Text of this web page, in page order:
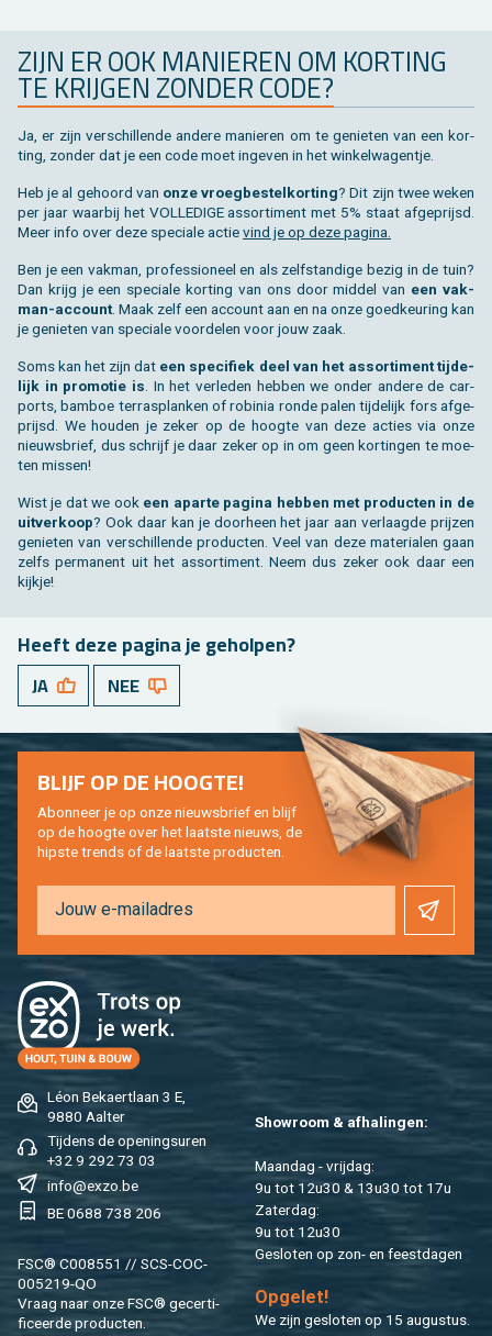
ZIJN ER OOK MA­NIE­REN OM KOR­TING
TE KRIJ­GEN ZON­DER CODE?
Ja, er zijn ver­schil­len­de an­de­re ma­nie­ren om te ge­nie­ten van een kor­
ting, zon­der dat je een code moet in­ge­ven in het win­kel­wa­gen­tje.
Heb je al ge­hoord van onze vroeg­be­stel­kor­ting? Dit zijn twee weken
per jaar waar­bij het VOL­LE­DI­GE as­sor­ti­ment met 5% staat af­ge­prijsd.
Meer info over deze spe­ci­a­le actievind je op deze pa­gi­na.
Ben je een vak­man, pro­fes­si­o­neel en als zelf­stan­di­ge bezig in de tuin?
Dan krijg je een spe­ci­a­le kor­ting van ons door mid­del van een vak­
man-ac­count. Maak zelf een ac­count aan en na onze goed­keu­ring kan
je ge­nie­ten van spe­ci­a­le voor­de­len voor jouw zaak.
Soms kan het zijn dat een spe­ci­fiek deel van het as­sor­ti­ment tij­de­
lijk in pro­mo­tie is . In het ver­le­den heb­ben we onder an­de­re de car­
ports, bam­boe terras­planken of ro­bi­nia ronde palen tij­de­lijk fors af­ge­
prijsd. We hou­den je zeker op de hoog­te van deze ac­ties via onze
nieuws­brief, dus schrijf je daar zeker op in om geen kor­tin­gen te moe­
ten mis­sen!
Wist je dat we ook een apar­te pa­gi­na heb­ben met pro­duc­ten in de
uit­ver­koop? Ook daar kan je door­heen het jaar aan ver­laag­de prij­zen
ge­nie­ten van ver­schil­len­de pro­duc­ten. Veel van deze ma­te­ri­a­len gaan
zelfs per­ma­nent uit het as­sor­ti­ment. Neem dus zeker ook daar een
kijk­je!
Heeft deze pa­gi­na je ge­hol­pen?
JA NEE
Léon Be­kaert­laan 3 E,
9880 Aal­ter
Tij­dens de ope­nings­uren
+32 9 292 73 03
info@​exzo.​be
BE 0688 738 206
FSC® C008551 // SCS-COC-
005219-QO
Vraag naar onze FSC® ge­cer­ti­
fi­ceer­de pro­duc­ten.
Show­room & af­ha­lin­gen:
Maan­dag - vrij­dag:
9u tot 12u30 & 13u30 tot 17u
Za­ter­dag:
9u tot 12u30
Ge­slo­ten op zon- en feest­da­gen
Op­ge­let!
We zijn ge­slo­ten op 15 au­gus­tus.
BLIJF OP DE HOOG­TE!
Abon­neer je op onze nieuws­brief en blijf
op de hoog­te over het laat­ste nieuws, de
hip­s­te trends of de laat­ste pro­duc­ten.